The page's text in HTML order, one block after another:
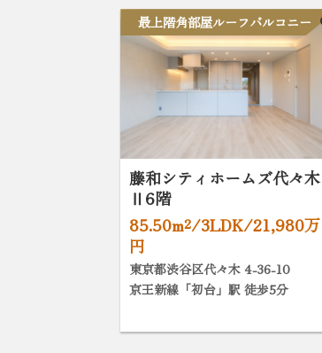
最上階角部屋ルーフバルコニー
藤和シティホームズ代々木
Ⅱ6階
85.50m²/3LDK/21,980万
円
東京都渋谷区代々木 4-36-10
京王新線「初台」駅 徒歩5分